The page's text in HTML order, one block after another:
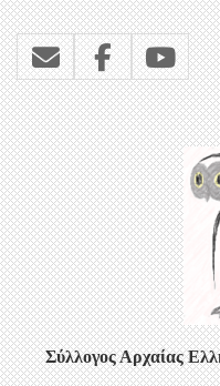
Σύλλογος Αρχαίας